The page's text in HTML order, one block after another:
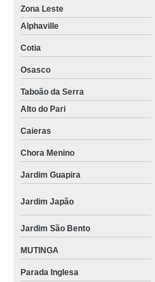
Zona Leste
Alphaville
Cotia
Osasco
Taboão da Serra
Alto do Pari
Caieras
Chora Menino
Jardim Guapira
Jardim Japão
Jardim São Bento
MUTINGA
Parada Inglesa